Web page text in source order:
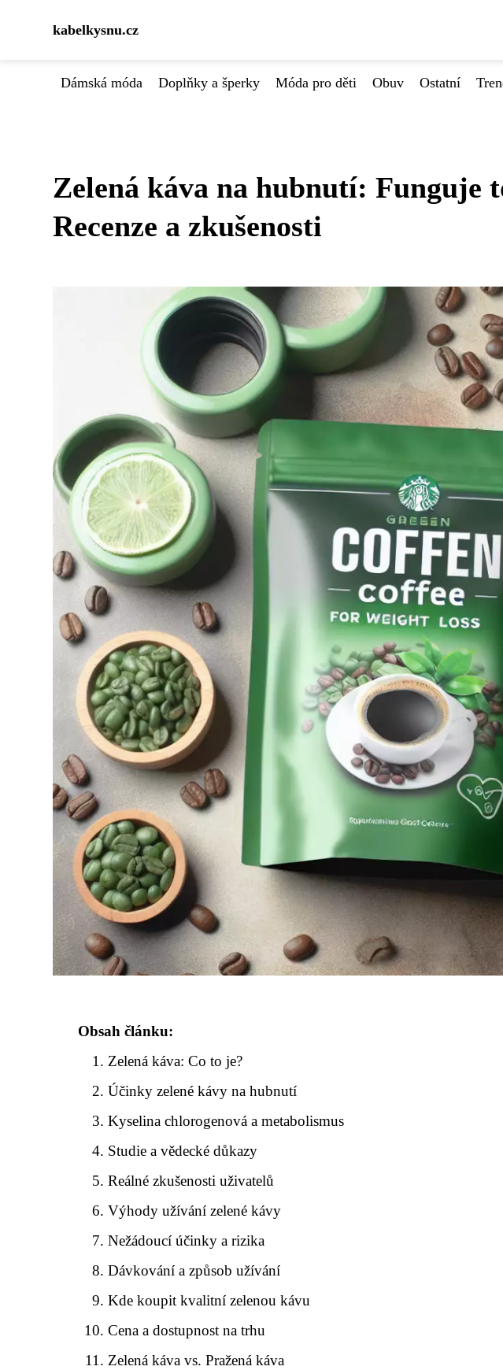
kabelkysnu.cz
Dámská móda Doplňky a šperky Móda pro děti Obuv Ostatní
Zelená káva na hubnutí: Funguje
Recenze a zkušenosti
Obsah článku:
Zelená káva: Co to je?
Účinky zelené kávy na hubnutí
Kyselina chlorogenová a metabolismus
Studie a vědecké důkazy
Reálné zkušenosti uživatelů
Výhody užívání zelené kávy
Nežádoucí účinky a rizika
Dávkování a způsob užívání
Kde koupit kvalitní zelenou kávu
Cena a dostupnost na trhu
Zelená káva vs. Pražená káva